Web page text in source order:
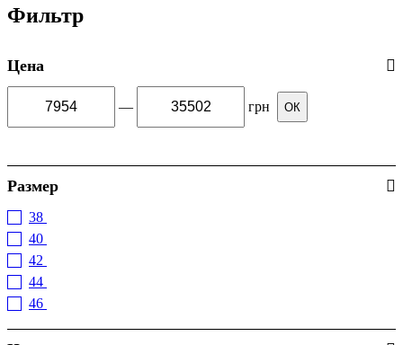
Фильтр
Цена
— грн ОК
Размер
38
40
42
44
46